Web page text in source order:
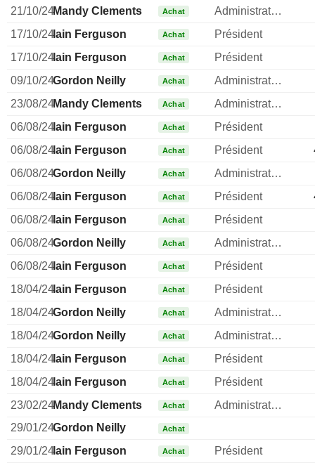
21/10/24Mandy Clements Achat
Administrateur
17/10/24Iain Ferguson Achat
Président
17/10/24Iain Ferguson Achat
Président
09/10/24Gordon Neilly Achat
Administrateur
23/08/24Mandy Clements Achat
Administrateur
06/08/24Iain Ferguson Achat
Président
06/08/24Iain Ferguson Achat Président
06/08/24Gordon Neilly Achat
Administrateur
06/08/24Iain Ferguson Achat Président
06/08/24Iain Ferguson Achat
Président
06/08/24Gordon Neilly Achat
Administrateur
06/08/24Iain Ferguson Achat
Président
18/04/24Iain Ferguson Achat
Président
18/04/24Gordon Neilly Achat
Administrateur
18/04/24Gordon Neilly Achat
Administrateur
18/04/24Iain Ferguson Achat
Président
18/04/24Iain Ferguson Achat
Président
23/02/24Mandy Clements Achat
Administrateur
29/01/24Gordon Neilly Achat
29/01/24Iain Ferguson Achat
Président